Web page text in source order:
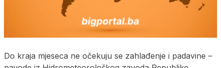
Do kraja mjeseca ne očekuju se zahlađenje i padavine –